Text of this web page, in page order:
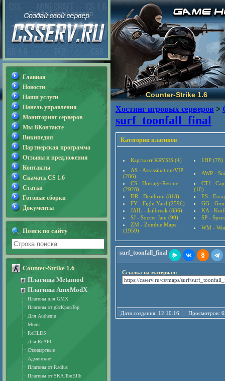
Counter-Strike 1.6
Хостинг игровых серверов >
surf_toonfall_final
Категории плагинов
Карты от KRYSIS (4)
1HP (78)
AS - Assassination/VIP
(286)
AWP -
CS - Hostage Rescue
(2928)
CTf -
(10)
DR - Deathrun (818)
ES -
FY - Fight Yard (2596)
GG -
JAIL - Jailbreak (836)
KA -
SJ - Soccer Jam (90)
SP -
ZM - Zombie Maps
(1959)
WM -
surf_toonfall_final
Ссылка на материал:
Дата создания: 12.10.16
Главная
Новости
Наши услуги
Панель управления
Мониторинг серверов
Мы ВКонтакте
Википедия
Партнерская программа
Отзывы и предложения
Контакты
Скачать CS 1.6
Статьи
Готовые сборки
Документы
Поиск по сайту
Counter-Strike 1.6
Плагины Metamod
Плагины AmxModX
Плагины для GMX
Плагины от g3cKpunTop
Для Authemu
Моды
ReHLDS
Для ReAPI
Стандартные
Админские
Плагины от Radius
Плагины от SKAJIbnEJIb